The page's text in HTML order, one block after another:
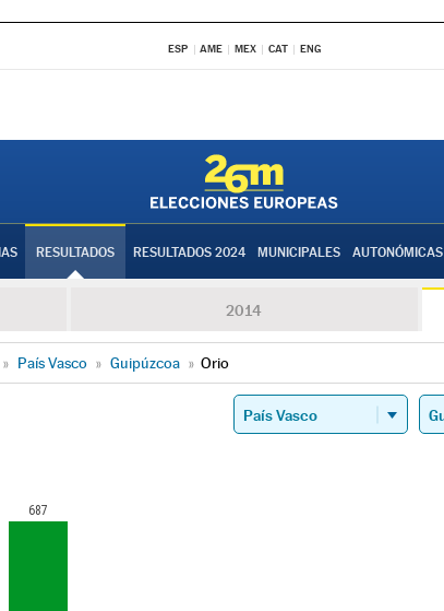
ESP AME MEX CAT ENG
RESULTADOS RESULTADOS 2024 MUNICIPALES AUTONÓMICAS
2014
» País Vasco » Guipúzcoa » Orio
687